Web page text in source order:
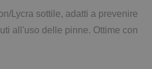
Lycra sottile, adatti a prevenire
all'uso delle pinne. Ottime con